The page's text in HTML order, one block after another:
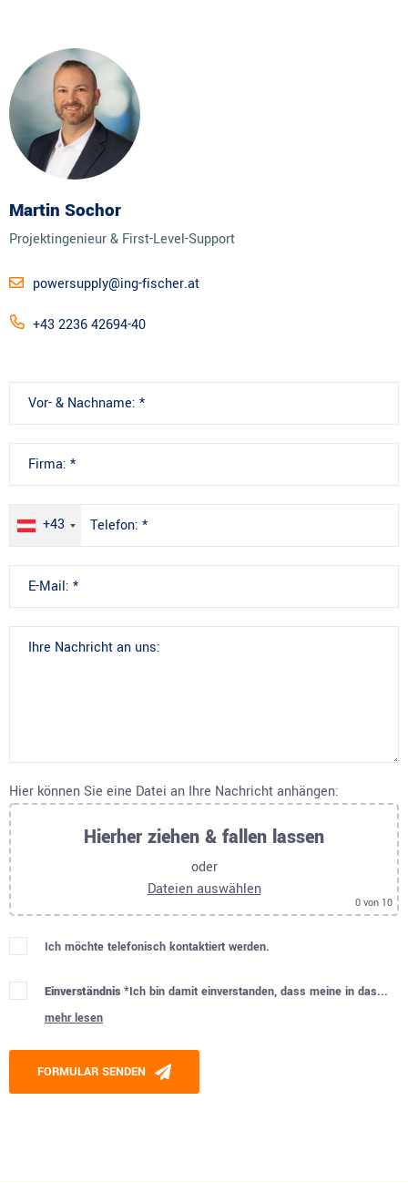
Martin Sochor
Projektingenieur & First-Level-Support
powersupply@ing-fischer.at
+43 2236 42694-40
+43
Hier können Sie eine Datei an Ihre Nachricht anhängen:
Hierher ziehen & fallen lassen
oder
Dateien auswählen
0 von 10
Ich möchte telefonisch kontaktiert werden.
Einverständnis *Ich bin damit einverstanden, dass meine in das...
mehr lesen
Please leave this field empty.
FORMULAR SENDEN